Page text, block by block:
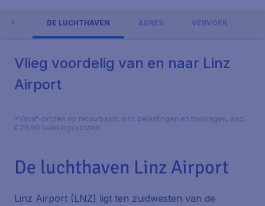
DE LUCHTHAVEN ADRES VERVOER
Vlieg voordelig van en naar Linz
Airport
*Vanaf-prijzen op retourbasis, incl. belastingen en toeslagen, excl.
€ 29,90 boekingskosten.
De luchthaven Linz Airport
Linz Airport (LNZ) ligt ten zuidwesten van de